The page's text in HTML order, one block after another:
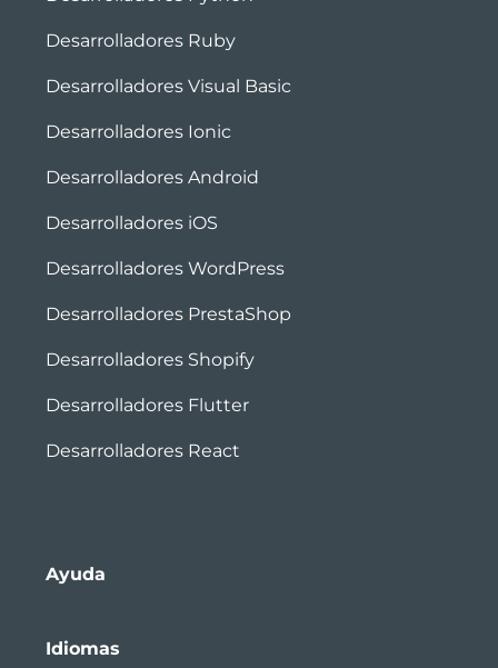
Desarrolladores Ruby
Desarrolladores Visual Basic
Desarrolladores Ionic
Desarrolladores Android
Desarrolladores iOS
Desarrolladores WordPress
Desarrolladores PrestaShop
Desarrolladores Shopify
Desarrolladores Flutter
Desarrolladores React
Ayuda
Idiomas